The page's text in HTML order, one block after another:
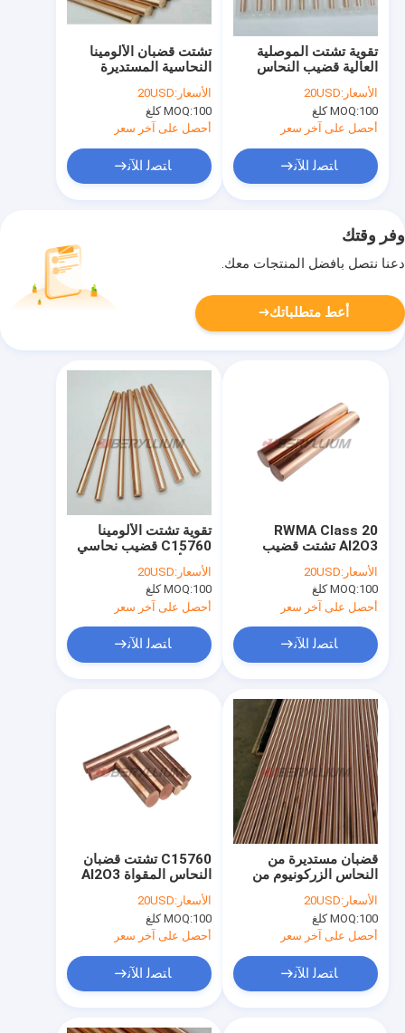
تشتت قضبان الألومينا
النحاسية المستديرة
لمفاتيح الترحيل والمفاتيح
الأسعار:20USD
MOQ:100 كلغ
أحصل على آخر سعر
ﺎﺘﺼﻟ ﺍﻶﻧ
تقوية تشتت الموصلية
العالية قضيب النحاس
C15715
الأسعار:20USD
MOQ:100 كلغ
أحصل على آخر سعر
ﺎﺘﺼﻟ ﺍﻶﻧ
وفر وقتك
دعنا نتصل بأفضل المنتجات معك.
أعط متطلباتك
تقوية تشتت الألومينا
C15760 قضيب نحاسي
من الألومينا Cu-Al2O3
الأسعار:20USD
MOQ:100 كلغ
أحصل على آخر سعر
ﺎﺘﺼﻟ ﺍﻶﻧ
RWMA Class 20
Al2O3 تشتت قضيب
النحاس المستدير المتاح
الأسعار:20USD
MOQ:100 كلغ
أحصل على آخر سعر
ﺎﺘﺼﻟ ﺍﻶﻧ
C15760 تشتت قضبان
النحاس المقواة Al2O3
لاستخدام غطاء القطب
الأسعار:20USD
MOQ:100 كلغ
أحصل على آخر سعر
ﺎﺘﺼﻟ ﺍﻶﻧ
قضبان مستديرة من
النحاس الزركونيوم من
UNS.C15000 RWMA
الفئة 1
الأسعار:20USD
MOQ:100 كلغ
أحصل على آخر سعر
ﺎﺘﺼﻟ ﺍﻶﻧ